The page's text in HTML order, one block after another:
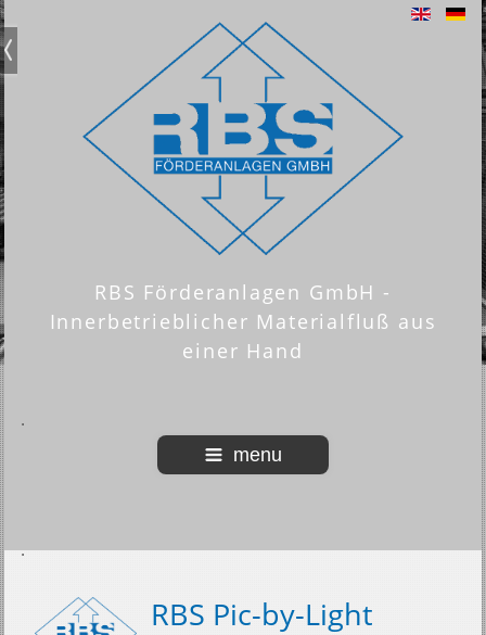
RBS Förderanlagen GmbH -
Innerbetrieblicher Materialfluß aus
einer Hand
menu
RBS Pic-by-Light